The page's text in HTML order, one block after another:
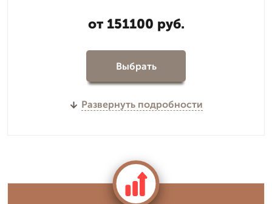
от 151100 руб.
Выбрать
Развернуть подробности